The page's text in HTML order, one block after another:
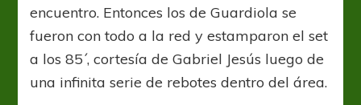
encuentro. Entonces los de Guardiola se
fueron con todo a la red y estamparon el set
a los 85´, cortesía de Gabriel Jesús luego de
una infinita serie de rebotes dentro del área.